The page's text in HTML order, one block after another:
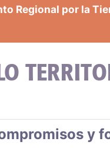
Regional por la
y